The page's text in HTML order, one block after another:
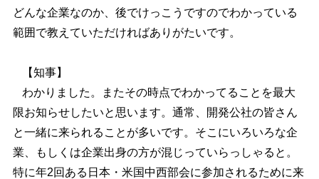
どんな企業なのか、後でけっこうですのでわかっている
範囲で教えていただければありがたいです。
【知事】
わかりました。またその時点でわかってることを最大
限お知らせしたいと思います。通常、開発公社の皆さん
と一緒に来られることが多いです。そこにいろいろな企
業、もしくは企業出身の方が混じっていらっしゃると。
特に年2回ある日本・米国中西部会に参加されるために来